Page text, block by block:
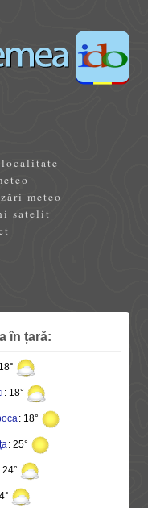
localitate
meteo
satelit
în țară:
: 18°
: 18°
: 25°
24°